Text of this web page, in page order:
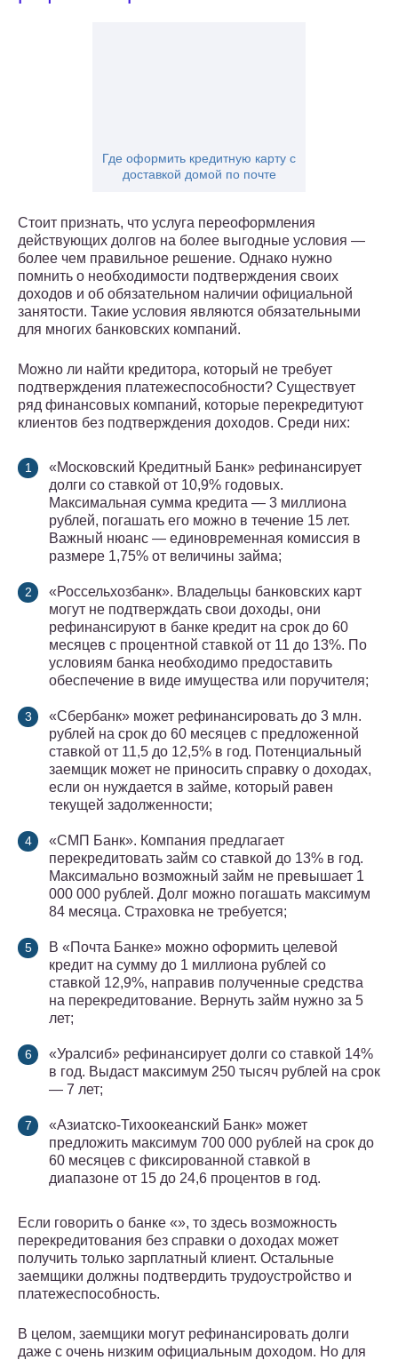
Где оформить кредитную карту с
доставкой домой по почте
Стоит признать, что услуга переоформления
действующих долгов на более выгодные условия —
более чем правильное решение. Однако нужно
помнить о необходимости подтверждения своих
доходов и об обязательном наличии официальной
занятости. Такие условия являются обязательными
для многих банковских компаний.
Можно ли найти кредитора, который не требует
подтверждения платежеспособности? Существует
ряд финансовых компаний, которые перекредитуют
клиентов без подтверждения доходов. Среди них:
«Московский Кредитный Банк» рефинансирует
долги со ставкой от 10,9% годовых.
Максимальная сумма кредита — 3 миллиона
рублей, погашать его можно в течение 15 лет.
Важный нюанс — единовременная комиссия в
размере 1,75% от величины займа;
«Россельхозбанк». Владельцы банковских карт
могут не подтверждать свои доходы, они
рефинансируют в банке кредит на срок до 60
месяцев с процентной ставкой от 11 до 13%. По
условиям банка необходимо предоставить
обеспечение в виде имущества или поручителя;
«Сбербанк» может рефинансировать до 3 млн.
рублей на срок до 60 месяцев с предложенной
ставкой от 11,5 до 12,5% в год. Потенциальный
заемщик может не приносить справку о доходах,
если он нуждается в займе, который равен
текущей задолженности;
«СМП Банк». Компания предлагает
перекредитовать займ со ставкой до 13% в год.
Максимально возможный займ не превышает 1
000 000 рублей. Долг можно погашать максимум
84 месяца. Страховка не требуется;
В «Почта Банке» можно оформить целевой
кредит на сумму до 1 миллиона рублей со
ставкой 12,9%, направив полученные средства
на перекредитование. Вернуть займ нужно за 5
лет;
«Уралсиб» рефинансирует долги со ставкой 14%
в год. Выдаст максимум 250 тысяч рублей на срок
— 7 лет;
«Азиатско-Тихоокеанский Банк» может
предложить максимум 700 000 рублей на срок до
60 месяцев с фиксированной ставкой в
диапазоне от 15 до 24,6 процентов в год.
Если говорить о банке «», то здесь возможность
перекредитования без справки о доходах может
получить только зарплатный клиент. Остальные
заемщики должны подтвердить трудоустройство и
платежеспособность.
В целом, заемщики могут рефинансировать долги
даже с очень низким официальным доходом. Но для